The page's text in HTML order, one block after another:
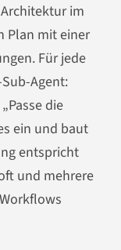
im
Plan mit einer
Für jede
Agent:
die
ein und baut
entspricht
und mehrere